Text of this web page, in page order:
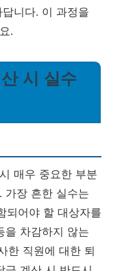
니다. 이 과정을
.
시 실수
매우 중요한 부분
가장 흔한 실수는
되어야 할 대상자를
을 차감하지 않는
한 직원에 대한 퇴